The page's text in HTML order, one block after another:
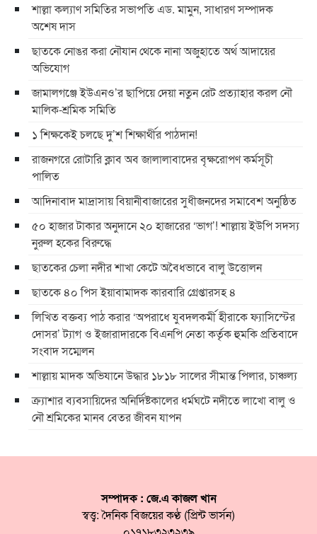
শাল্লা কল্যাণ সমিতির সভাপতি এড. মামুন, সাধারণ সম্পাদক
অশেষ দাস
ছাতকে নোঙর করা নৌযান থেকে নানা অজুহাতে অর্থ আদায়ের
অভিযোগ
জামালগঞ্জে ইউএনও’র ছাপিয়ে দেয়া নতুন রেট প্রত্যাহার করল নৌ
মালিক-শ্রমিক সমিতি
১ শিক্ষকেই চলছে দু’শ শিক্ষার্থীর পাঠদান!
রাজনগরে রোটারি ক্লাব অব জালালাবাদের বৃক্ষরোপণ কর্মসূচী
পালিত
আদিনাবাদ মাদ্রাসায় বিয়ানীবাজারের সুধীজনদের সমাবেশ অনুষ্ঠিত
৫০ হাজার টাকার অনুদানে ২০ হাজারের ‘ভাগ’! শাল্লায় ইউপি সদস্য
নুরুল হকের বিরুদ্ধে
ছাতকের চেলা নদীর শাখা কেটে অবৈধভাবে বালু উত্তোলন
ছাতকে ৪০ পিস ইয়াবামাদক কারবারি গ্রেপ্তারসহ ৪
লিখিত বক্তব্য পাঠ করার ‘অপরাধে যুবদলকর্মী হীরাকে ফ্যাসিস্টের
দোসর’ ট্যাগ ও ইজারাদারকে বিএনপি নেতা কর্তৃক হুমকি প্রতিবাদে
সংবাদ সম্মেলন
শাল্লায় মাদক অভিযানে উদ্ধার ১৮১৮ সালের সীমান্ত পিলার, চাঞ্চল্য
ক্র্যাশার ব্যবসায়িদের অনির্দিষ্টকালের ধর্মঘটে নদীতে লাখো বালু ও
নৌ শ্রমিকের মানব বেতর জীবন যাপন
সম্পাদক : জে.এ কাজল খান
স্বত্ত্ব: দৈনিক বিজয়ের কণ্ঠ (প্রিন্ট ভার্সন)